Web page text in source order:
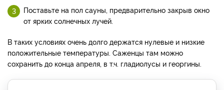
Поставьте на пол сауны, предварительно закрыв окно
от ярких солнечных лучей.
В таких условиях очень долго держатся нулевые и низкие
положительные температуры. Саженцы там можно
сохранить до конца апреля, в т.ч. гладиолусы и георгины.